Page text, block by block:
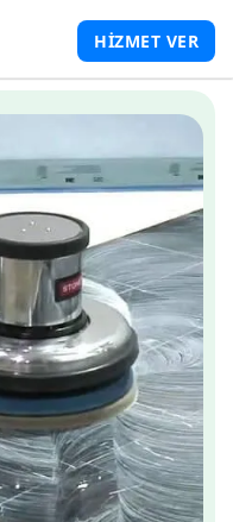
HİZMET VER